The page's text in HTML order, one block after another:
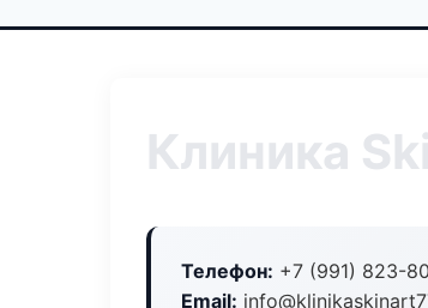
Клиника
Телефон: +7 (991) 823-
Email: